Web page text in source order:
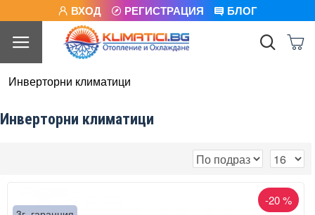
ВХОД РЕГИСТРАЦИЯ БЛОГ
Инверторни климатици
Инверторни климатици
-20 %